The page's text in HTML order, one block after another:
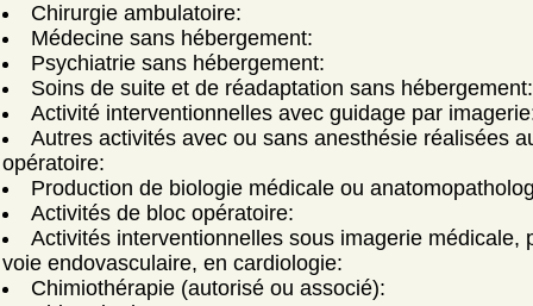
Chirurgie ambulatoire:
Médecine sans hébergement:
Psychiatrie sans hébergement:
Soins de suite et de réadaptation sans hébergement:
Activité interventionnelles avec guidage par
Autres activités avec ou sans anesthésie réalisées
opératoire:
Production de biologie médicale ou
Activités de bloc opératoire:
Activités interventionnelles sous imagerie médicale,
voie endovasculaire, en cardiologie:
Chimiothérapie (autorisé ou associé):